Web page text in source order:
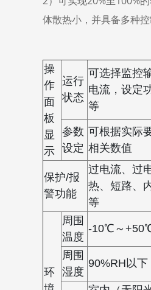
体散热小，并具备多种控
操
作
面
板
显
示
运行
状态
可选择监控
电流，设定
等
参数
设定
可根据实际
相关数值
保护/报
警功能
过电流、过
热、短路、
等
环
周围
温度
-10℃～+50℃
周围
湿度
90%RH以下